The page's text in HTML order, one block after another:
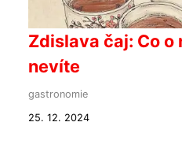
Zdislava čaj: Co o
nevíte
gastronomie
25. 12. 2024